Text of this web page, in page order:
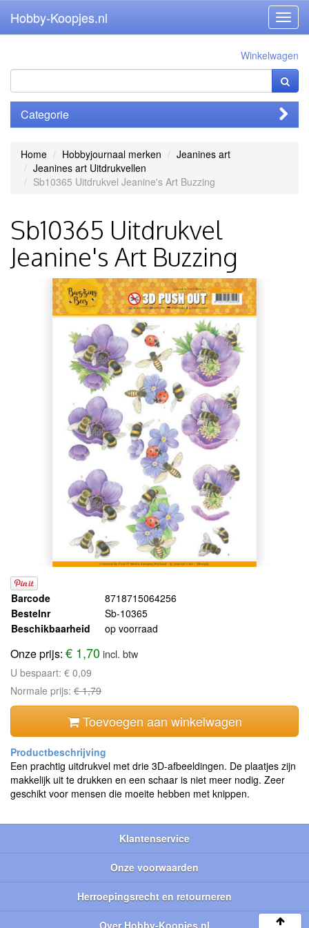
Hobby-Koopjes.nl
Winkelwagen
Categorie
Home Hobbyjournaal merken
Jeanines art
Jeanines art Uitdrukvellen
Sb10365 Uitdrukvel Jeanine's Art Buzzing
Sb10365 Uitdrukvel
Jeanine's Art Buzzing
Barcode
8718715064256
Bestelnr
Sb-10365
Beschikbaarheid
op voorraad
Onze prijs: € 1,70incl. btw
U bespaart: € 0,09
Normale prijs: € 1,79
Toevoegen aan winkelwagen
Een prachtig uitdrukvel met drie 3D-afbeeldingen. De plaatjes zijn
makkelijk uit te drukken en een schaar is niet meer nodig. Zeer
geschikt voor mensen die moeite hebben met knippen.
Klantenservice
Onze voorwaarden
Herroepingsrecht en retourneren